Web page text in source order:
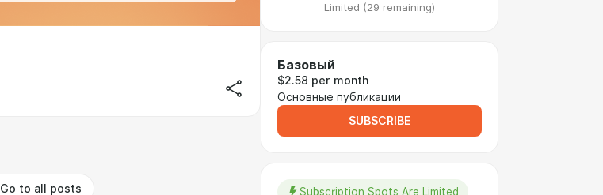
Go to all posts
Limited (29 remaining)
Базовый
$2.58 per month
Основные публикации
SUBSCRIBE
Subscription Spots Are Limited